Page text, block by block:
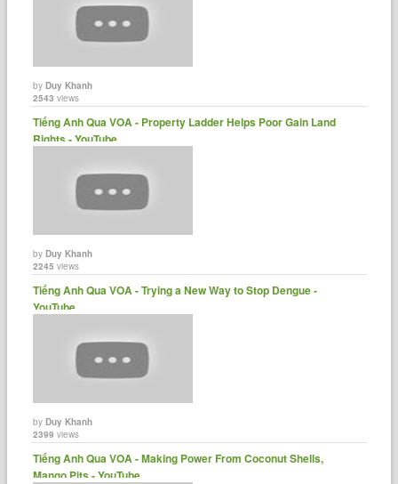
byDuy Khanh
2543 views
Tiếng Anh Qua VOA - Property Ladder Helps Poor Gain Land
Rights - YouTube
byDuy Khanh
2245 views
Tiếng Anh Qua VOA - Trying a New Way to Stop Dengue -
YouTube
byDuy Khanh
2399 views
Tiếng Anh Qua VOA - Making Power From Coconut Shells,
Mango Pits - YouTube